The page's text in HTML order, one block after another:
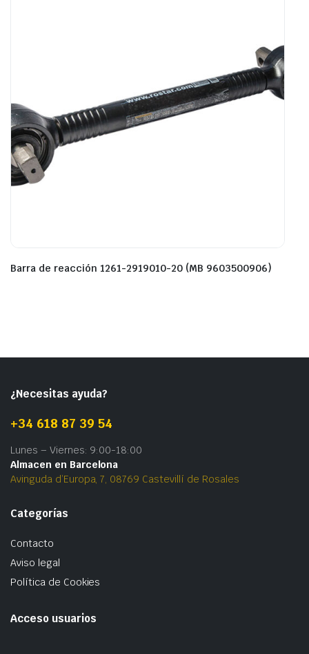
Barra de reacción 1261-2919010-20 (MB 9603500906)
¿Necesitas ayuda?
+34 618 87 39 54
Lunes – Viernes: 9:00-18:00
Almacen en Barcelona
Avinguda d’Europa, 7, 08769 Castevillí de Rosales
Categorías
Contacto
Aviso legal
Política de Cookies
Acceso usuarios